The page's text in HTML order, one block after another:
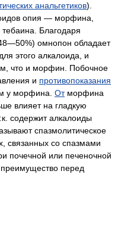
анальгетиков).
опия — морфина,
Благодаря
омнопон обладает
этого алкалоида, и
что и морфин. Побочное
и противопоказания
у морфина. Отморфина
влияет на гладкую
содержит алкалоиды
спазмолитическое
связанных со спазмами
почечной или печеночной
перед